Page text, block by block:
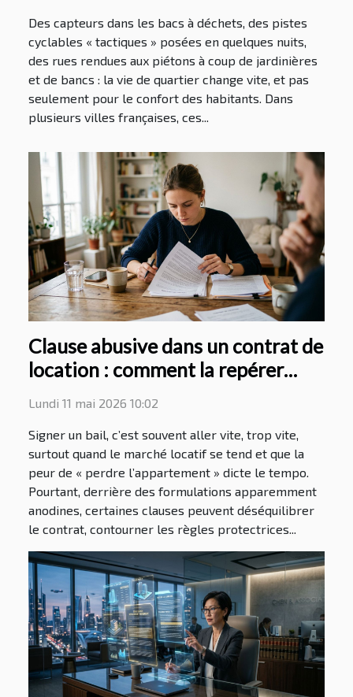
Des capteurs dans les bacs à déchets, des pistes
cyclables « tactiques » posées en quelques nuits,
des rues rendues aux piétons à coup de jardinières
et de bancs : la vie de quartier change vite, et pas
seulement pour le confort des habitants. Dans
plusieurs villes françaises, ces...
Clause abusive dans un contrat de
location : comment la repérer
avant la signature
Lundi 11 mai 2026 10:02
Signer un bail, c’est souvent aller vite, trop vite,
surtout quand le marché locatif se tend et que la
peur de « perdre l’appartement » dicte le tempo.
Pourtant, derrière des formulations apparemment
anodines, certaines clauses peuvent déséquilibrer
le contrat, contourner les règles protectrices...